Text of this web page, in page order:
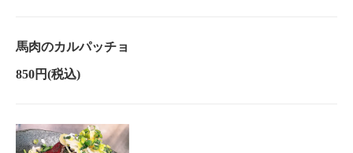
馬肉のカルパッチョ
850円(税込)